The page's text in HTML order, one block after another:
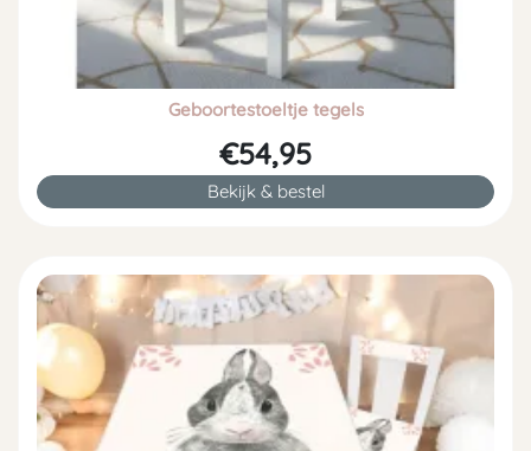
Geboortestoeltje tegels
€54,95
Bekijk & bestel